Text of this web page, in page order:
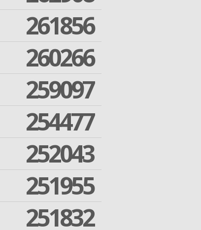
261856
260266
259097
254477
252043
251955
251832